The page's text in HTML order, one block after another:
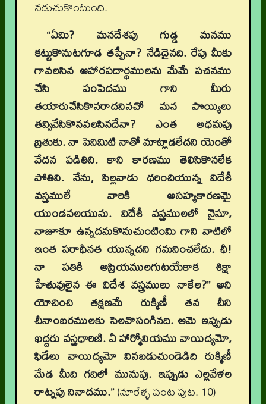
నడుచుకొంటుంది.
“ఏమి? మనదేశపు గుడ్డ మనము
కట్టుకొనుటగూడ తప్పేనా? నేడిదైనది. రేపు మీకు
గావలసిన ఆహారపదార్థములను మేమే పచనము
చేసి పంపెదము గాని మీరు
తయారుచేసికొనరాదనినచో మన పొయ్యిలు
తవ్వివేసికొనవలసినదేనా? ఎంత అధమపు
బ్రతుకు. నా పెనిమిటి నాతో మాట్లాడలేదని యెంతో
వేదన పడితిని. కాని కారణము తెలిసికొనలేక
పోతిని. నేను, పిల్లవాడు ధరించియున్న విదేశీ
వస్త్రములే వారికి అసహ్యకారణమై
యుండవలయును. విదేశీ వస్త్రములలో నైసూ,
నాజూకూ ఉన్నదనుకొనుచుంటింమి గాని వాటిలో
ఇంత పరాధీనత యున్నదని గమనించలేదు. ఛీ!
నా పతికి అప్రియములగుటయేకాక శిక్షా
హేతువులైన ఈ విదేశ వస్త్రములు నాకేల?”అని
యోచించి తక్షణమే రుక్మిణీ తన చీని
చీనాంబరములకు సెలవొసంగినది. ఆమె ఇప్పుడు
ఖద్దరు వస్త్రధారిణి. ఏ హార్మోనియము వాయిద్యమో,
ఫిడేలు వాయిద్యమో వినబడుచుండెడిది రుక్మిణీ
మేడ మీది గదిలో మునుపు. ఇప్పుడు ఎల్లవేళల
రాట్నపు నినాదము.”(నూరేళ్ళ పంట పుట. 10)